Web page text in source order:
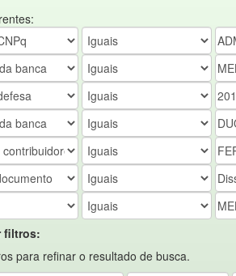
filtros:
para refinar o resultado de busca.